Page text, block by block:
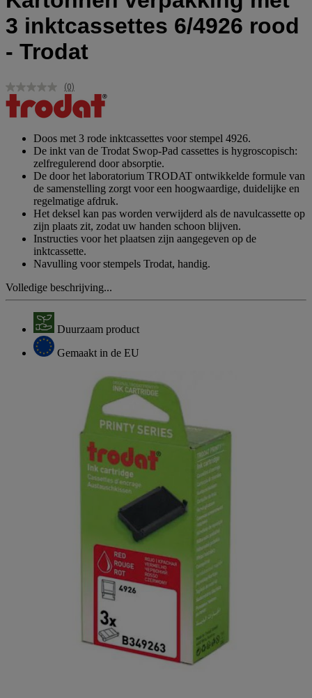
3 inktcassettes 6/4926 rood
- Trodat
Geen
scorewaarde.
Dezelfde
(0)
Doos met 3 rode inktcassettes voor stempel 4926.
De inkt van de Trodat Swop-Pad cassettes is hygroscopisch:
zelfregulerend door absorptie.
De door het laboratorium TRODAT ontwikkelde formule van
de samenstelling zorgt voor een hoogwaardige, duidelijke en
regelmatige afdruk.
Het deksel kan pas worden verwijderd als de navulcassette op
zijn plaats zit, zodat uw handen schoon blijven.
Instructies voor het plaatsen zijn aangegeven op de
inktcassette.
Navulling voor stempels Trodat, handig.
Volledige beschrijving...
Duurzaam product
Gemaakt in de EU